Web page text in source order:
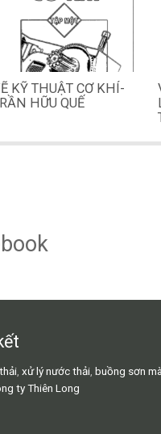
KỸ THUẬT CƠ KHÍ-
HỮU QUẾ
xử lý nước thải buồng sơn
ty Thiên Long